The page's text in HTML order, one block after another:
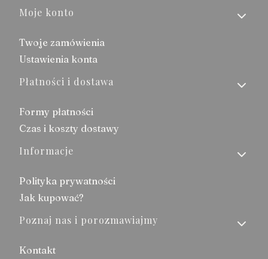
Moje konto
Twoje zamówienia
Ustawienia konta
Płatności i dostawa
Formy płatności
Czas i koszty dostawy
Informacje
Polityka prywatności
Jak kupować?
Poznaj nas i porozmawiajmy
Kontakt